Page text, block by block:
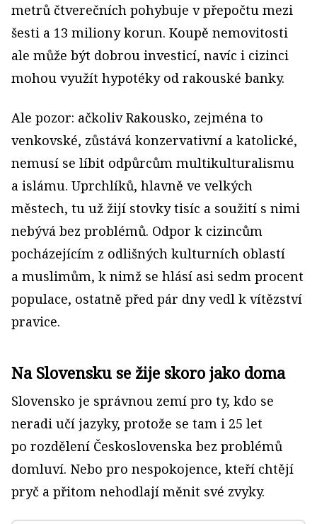
metrů čtverečních pohybuje v přepočtu mezi
šesti a 13 miliony korun. Koupě nemovitosti
ale může být dobrou investicí, navíc i cizinci
mohou využít hypotéky od rakouské banky.
Ale pozor: ačkoliv Rakousko, zejména to
venkovské, zůstává konzervativní a katolické,
nemusí se líbit odpůrcům multikulturalismu
a islámu. Uprchlíků, hlavně ve velkých
městech, tu už žijí stovky tisíc a soužití s nimi
nebývá bez problémů. Odpor k cizincům
pocházejícím z odlišných kulturních oblastí
a muslimům, k nimž se hlásí asi sedm procent
populace, ostatně před pár dny vedl k vítězství
pravice.
Na Slovensku se žije skoro jako doma
Slovensko je správnou zemí pro ty, kdo se
neradi učí jazyky, protože se tam i 25 let
po rozdělení Československa bez problémů
domluví. Nebo pro nespokojence, kteří chtějí
pryč a přitom nehodlají měnit své zvyky.